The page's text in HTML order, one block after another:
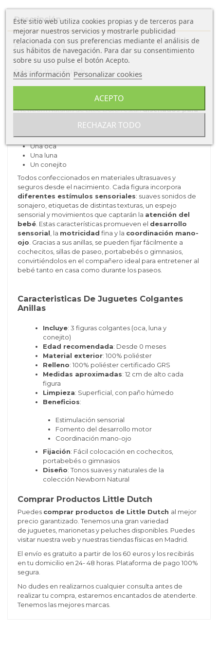
Descripción
Ficha técnica
Sobre Little Dutch
Juguetes Colgantes con Anilla
Newborn Naturals de Little Dutch estándiseñados para
set incluye:
Una oca
Una luna
Un conejito
Todos confeccionados en materiales ultrasuaves y
seguros desde el nacimiento. Cada figura incorpora
diferentes estímulos sensoriales: suaves sonidos de
sonajero, etiquetas de distintas texturas, un espejo
sensorial y movimientos que captarán la atención del
bebé. Estas características promueven el desarrollo
sensorial, la motricidad fina y la coordinación mano-
ojo. Gracias a sus anillas, se pueden fijar fácilmente a
cochecitos, sillas de paseo, portabebés o gimnasios,
convirtiéndolos en el compañero ideal para entretener al
bebé tanto en casa como durante los paseos.
Caracteristicas De Juguetes Colgantes
Anillas
Incluye: 3 figuras colgantes (oca, luna y
conejito)
Edad recomendada: Desde 0 meses
Material exterior: 100% poliéster
Relleno: 100% poliéster certificado GRS
Medidas aproximadas: 12 cm de alto cada
figura
Limpieza: Superficial, con paño húmedo
Beneficios:
Estimulación sensorial
Fomento del desarrollo motor
Coordinación mano-ojo
Fijación: Fácil colocación en cochecitos,
portabebés o gimnasios
Diseño: Tonos suaves y naturales de la
colección Newborn Natural
Comprar Productos Little Dutch
Puedes comprar productos de Little Dutch al mejor
precio garantizado. Tenemos una gran variedad
de juguetes, marionetas y peluches disponibles. Puedes
visitar nuestra web y nuestras tiendas físicas en Madrid.
El envío es gratuito a partir de los 60 euros y los recibirás
en tu domicilio en 24- 48 horas. Plataforma de pago 100%
segura.
No dudes en realizarnos cualquier consulta antes de
realizar tu compra, estaremos encantados de atenderte.
Tenemos las mejores marcas.
Este sitio web utiliza cookies propias y de terceros para
mejorar nuestros servicios y mostrarle publicidad
relacionada con sus preferencias mediante el análisis de
sus hábitos de navegación. Para dar su consentimiento
sobre su uso pulse el botón Acepto.
Más información Personalizar cookies
RECHAZAR TODO
ACEPTO